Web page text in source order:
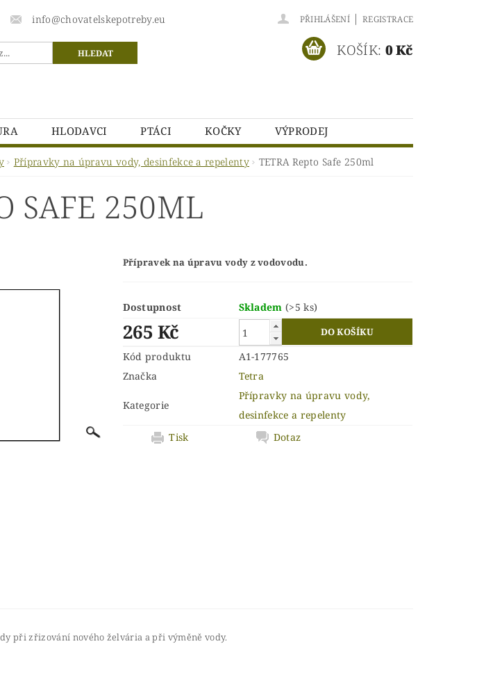
info@chovatelskepotreby.eu PŘIHLÁŠENÍ | REGISTRACE
KOŠÍK: 0 Kč
HLODAVCI PTÁCI KOČKY
VÝPRODEJ
- PODMÍNKY OCHRANY OSOBNÍCH ÚDAJŮ
Přípravky na úpravu vody, desinfekce a repelenty TETRA Repto Safe 250ml
SAFE 250ML
Přípravek na úpravu vody z vodovodu.
Dostupnost Skladem(>5 ks)
265 Kč
Kód produktu
A1-177765
Značka
Tetra
Kategorie
Přípravky na úpravu vody,
desinfekce a repelenty
Tisk
Dotaz
při zřizování nového želvária a při výměně vody.